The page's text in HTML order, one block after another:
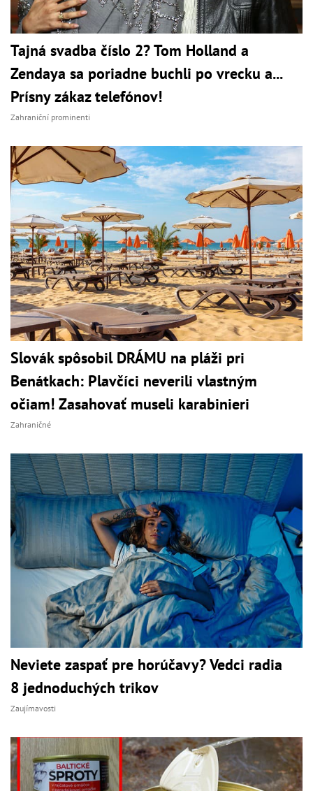
Tajná svadba číslo 2? Tom Holland a
Zendaya sa poriadne buchli po vrecku a...
Prísny zákaz telefónov!
Zahraniční prominenti
Slovák spôsobil DRÁMU na pláži pri
Benátkach: Plavčíci neverili vlastným
očiam! Zasahovať museli karabinieri
Zahraničné
Neviete zaspať pre horúčavy? Vedci radia
8 jednoduchých trikov
Zaujímavosti